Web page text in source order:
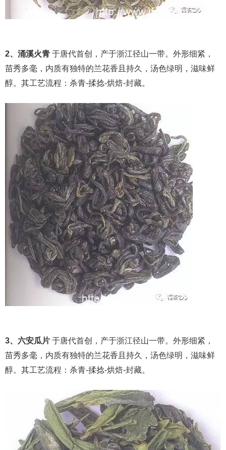
2、涌溪火青 于唐代首创，产于浙江径山一带。外形细紧，
苗秀多毫，内质有独特的兰花香且持久，汤色绿明，滋味鲜
醇。其工艺流程：杀青-揉捻-烘焙-封藏。
3、六安瓜片 于唐代首创，产于浙江径山一带。外形细紧，
苗秀多毫，内质有独特的兰花香且持久，汤色绿明，滋味鲜
醇。其工艺流程：杀青-揉捻-烘焙-封藏。